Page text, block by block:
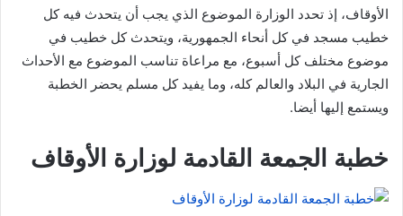
الأوقاف، إذ تحدد الوزارة الموضوع الذي يجب أن يتحدث فيه كل
خطيب مسجد في كل أنحاء الجمهورية، ويتحدث كل خطيب في
موضوع مختلف كل أسبوع، مع مراعاة تناسب الموضوع مع الأحداث
الجارية في البلاد والعالم كله، وما يفيد كل مسلم يحضر الخطبة
ويستمع إليها أيضا.
خطبة الجمعة القادمة لوزارة الأوقاف